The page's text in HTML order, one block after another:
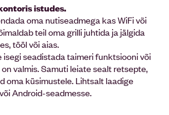
istudes.
oma nutiseadmega kas WiFi või
teil oma grilli juhtida ja jälgida
tööl või aias.
seadistada taimeri funktsiooni või
valmis. Samuti leiate sealt retsepte,
oma küsimustele. Lihtsalt laadige
Android-seadmesse.